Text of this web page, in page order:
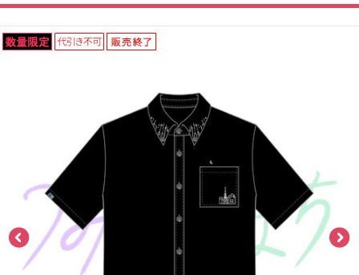
ASOBI STAGE
プレミアム会員とは
アイドルマスター シャイニーカラーズ
プロジェクトアイマス ヴイアライヴ
テイルズ オブ シリーズ
太鼓の達人